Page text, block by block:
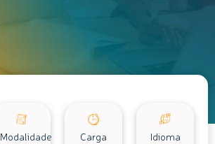
Modalidade
Carga
Idioma